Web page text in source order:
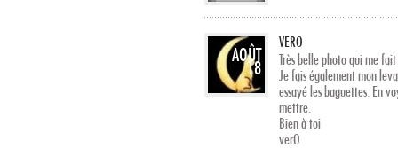
AOÛT
18
VERO
Très belle photo qui me
Je fais également mon
essayé les baguettes. En
mettre.
Bien à toi
verO